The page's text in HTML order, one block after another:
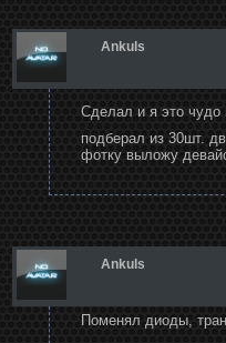
Ankuls
Сделал и я это чудо
подберал из 30шт.
фотку выложу
Ankuls
Поменял диоды,